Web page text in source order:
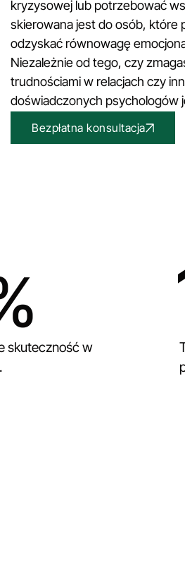
kryzysowej lub potrzebować
skierowana jest do osób, które
odzyskać równowagę
Niezależnie od tego, czy
trudnościami w relacjach czy
doświadczonych psychologów
Bezpłatna konsultacja
skuteczność w